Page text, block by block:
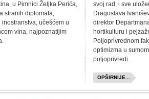
u Pimnici Željka Perića,
stranih diplomata,
učešćem u
vina, najpoznatijim
svoj rad, i sve
Dragoslava
direktor
hortikulturu i
Poljoprivrednom
optimizma u
poljoprivredi.
OPŠIRNIJE...